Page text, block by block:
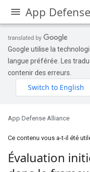
App
Google utilise la
langue préférée. Les
contenir des erreurs.
App Defense Alliance
Ce contenu vous a-t-il été
Évaluation